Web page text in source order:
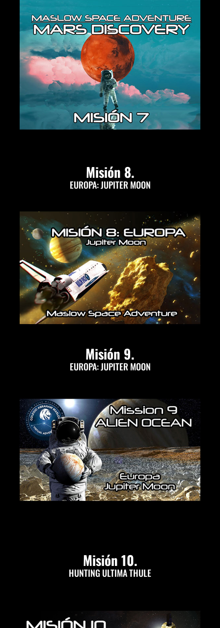
Misión 8.
EUROPA: JUPITER MOON
Misión 9.
EUROPA: JUPITER MOON
Misión 10.
HUNTING ULTIMA THULE